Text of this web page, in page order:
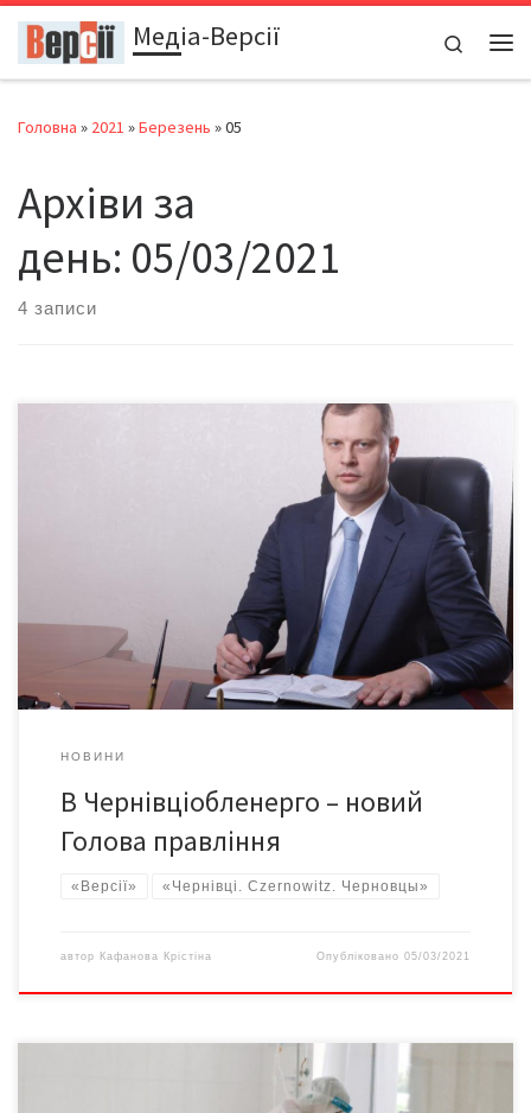
Перейти до вмістуМедіа-Версії
Search
Головна » 2021 »Березень »05
Архіви за
день: 05/03/2021
4 записи
Третього березня в центральному офісі Обленерго відбулася
урочиста виробнича нарада Товариства. На заході були
присутні Ігор Судак, заступник голови Наглядової ради АТ
«Чернівціобленерго» та Володимир Гетманов, операційний
директор ВС «Енерджі Інтернешнл Україна». Гості з холдингу
представили працівникам енергопідприємства
новопризначеного Голову Правління АТ «Чернівціобленерго» –
Олександра Миколайовича Ніверчука. Досвідчений енергетик
НОВИНИ
В Чернівціобленерго – новий
Голова правління
«Версії» «Чернівці. Czernowitz. Черновцы»
автор Кафанова Крістіна Опубліковано05/03/2021